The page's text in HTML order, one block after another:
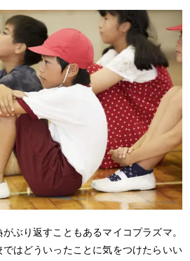
ぶり返すこともあるマイコプラズマ。
はどういったことに気をつけたらいい